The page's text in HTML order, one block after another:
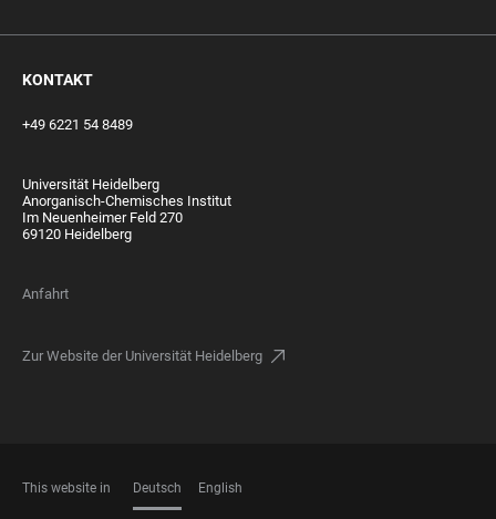
KONTAKT
+49 6221 54 8489
Universität Heidelberg
Anorganisch-Chemisches Institut
Im Neuenheimer Feld 270
69120 Heidelberg
Anfahrt
Zur Website der Universität Heidelberg
This website in Deutsch English